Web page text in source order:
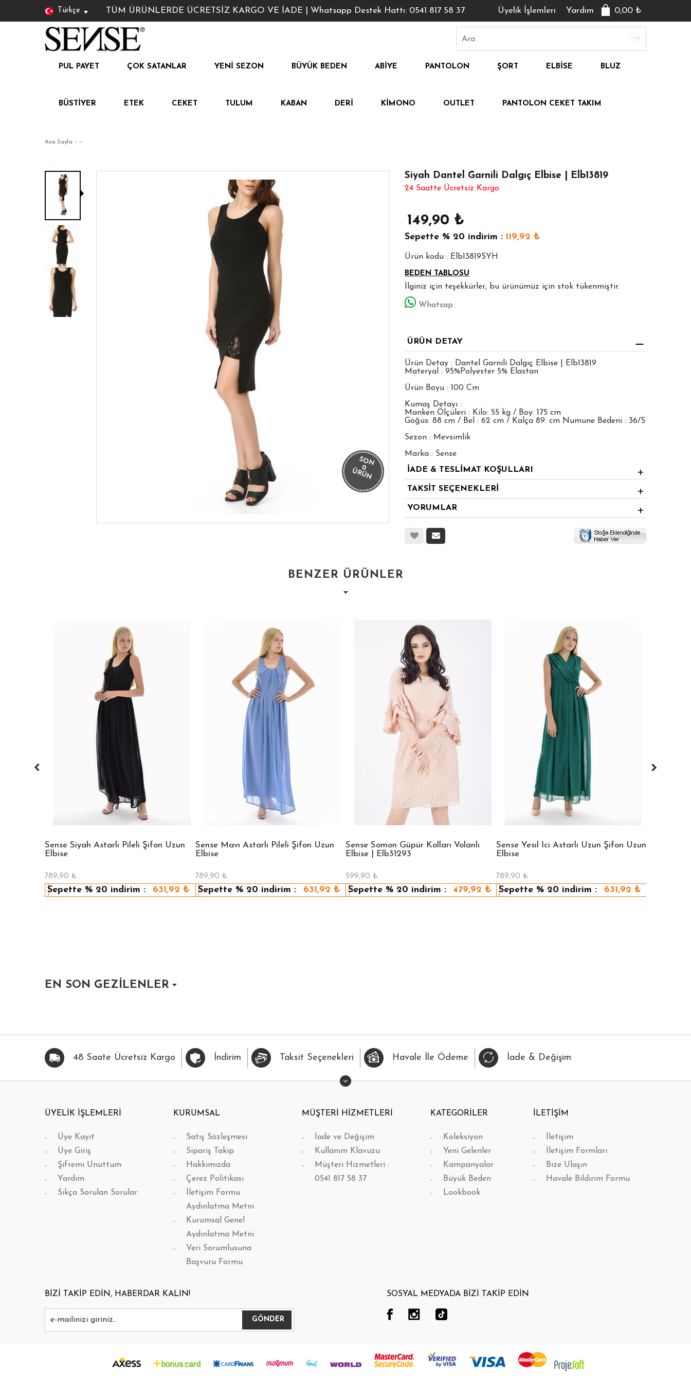
Türkçe TÜM ÜRÜNLERDE ÜCRETSİZ KARGO VE İADE | Whatsapp Destek Hattı: 0541 817 58 37 0,00 ₺
Yardım
Üyelik İşlemleri
PUL PAYET ÇOK SATANLAR YENI SEZON BÜYÜK BEDEN ABIYE PANTOLON ŞORT ELBISE BLUZ
BÜSTIYER ETEK CEKET TULUM KABAN DERI KIMONO OUTLET PANTOLON CEKET TAKIM
Ana Sayfa » »
SON
0
ÜRÜN
Siyah Dantel Garnili Dalgıç Elbise | Elb13819
24 Saatte Ücretsiz Kargo
149,90 ₺
Sepette % 20 indirim : 119,92 ₺
Ürün kodu : Elb13819SYH
BEDEN TABLOSU
İlginiz için teşekkürler, bu ürünümüz için stok tükenmiştir.
Whatsap
ÜRÜN DETAY
Ürün Detay : Dantel Garnili Dalgıç Elbise | Elb13819
Materyal : 95%Polyester 5% Elastan
Ürün Boyu : 100 Cm
Kumaş Detayı :
Manken Ölçüleri : Kilo: 55 kg / Boy: 175 cm
Göğüs: 88 cm / Bel : 62 cm / Kalça 89: cm Numune Bedeni : 36/S
Sezon : Mevsimlik
Marka : Sense
İADE & TESLİMAT KOŞULLARI
TAKSİT SEÇENEKLERİ
YORUMLAR
BENZER ÜRÜNLER
HIZLI BAK FAVORİLERİME EKLE HIZLI BAK
Sense Siyah Astarlı Pileli Şifon Uzun
Elbise
789,90 ₺
Sepette % 20 indirim : 631,92 ₺
FAVORİLERİME EKLE HIZLI BAK
Sense Mavı Astarlı Pileli Şifon Uzun
Elbise
789,90 ₺
Sepette % 20 indirim : 631,92 ₺
FAVORİLERİME EKLE HIZLI BAK
Sense Somon Güpür Kolları Volanlı
Elbise | Elb31293
599,90 ₺
Sepette % 20 indirim : 479,92 ₺
FAVORİLERİME EKLE HIZLI BAK
Sense Yesıl İci Astarlı Uzun Şifon Uzun
Elbise
789,90 ₺
Sepette % 20 indirim : 631,92 ₺
EN SON GEZİLENLER
48 Saate Ücretsiz Kargo İndirim Taksit Seçenekleri Havale İle Ödeme İade & Değişim
ÜYELİK İŞLEMLERİ
Üye Kayıt
Üye Giriş
Şifremi Unuttum
Yardım
Sıkça Sorulan Sorular
KURUMSAL
Satış Sözleşmesi
Sipariş Takip
Hakkımızda
Çerez Politikası
İletişim Formu
Aydınlatma Metni
Kurumsal Genel
Aydınlatma Metni
Veri Sorumlusuna
Başvuru Formu
MÜŞTERİ HİZMETLERİ
İade ve Değişim
Kullanım Klavuzu
Müşteri Hizmetleri :
0541 817 58 37
KATEGORİLER
Koleksiyon
Yeni Gelenler
Kampanyalar
Büyük Beden
Lookbook
İLETİŞİM
İletişim
İletişim Formları
Bize Ulaşın
Havale Bildirim Formu
BİZİ TAKİP EDİN, HABERDAR KALIN! SOSYAL MEDYADA BİZİ TAKİP EDİN